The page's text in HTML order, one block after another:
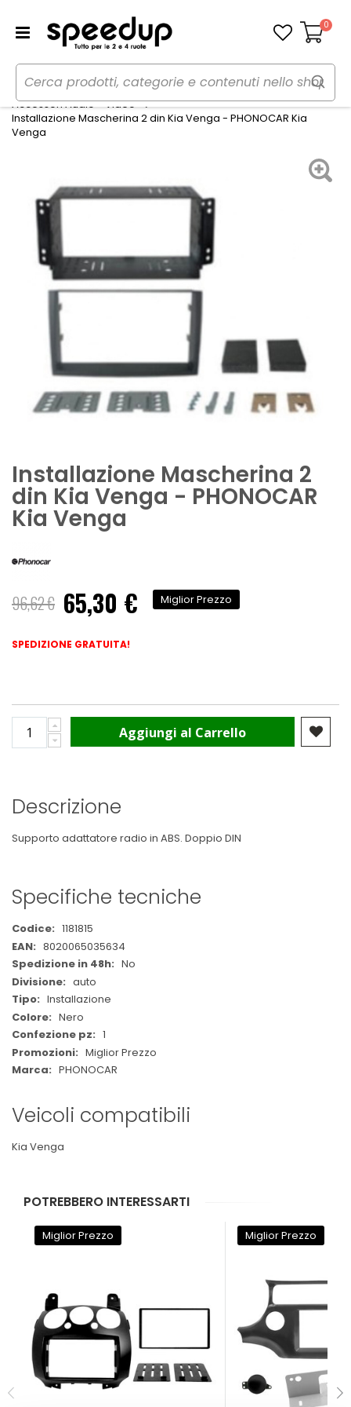
Carrello
0
Home Auto
Audio elettronica mobile
Accessori Audio - Video
Installazione Mascherina 2 din Kia Venga - PHONOCAR Kia
Venga
Installazione Mascherina 2
din Kia Venga - PHONOCAR
Kia Venga
96,62 €
Prezzo
speciale
65,30 € Miglior Prezzo
SPEDIZIONE GRATUITA!
Aggiungi al Carrello
Descrizione
Supporto adattatore radio in ABS. Doppio DIN
Specifiche tecniche
Maggiori
Informazioni
1181815
8020065035634
No
auto
Installazione
Nero
1
Miglior Prezzo
PHONOCAR
Veicoli compatibili
Kia Venga
POTREBBERO INTERESSARTI
Miglior Prezzo Miglior Prezzo